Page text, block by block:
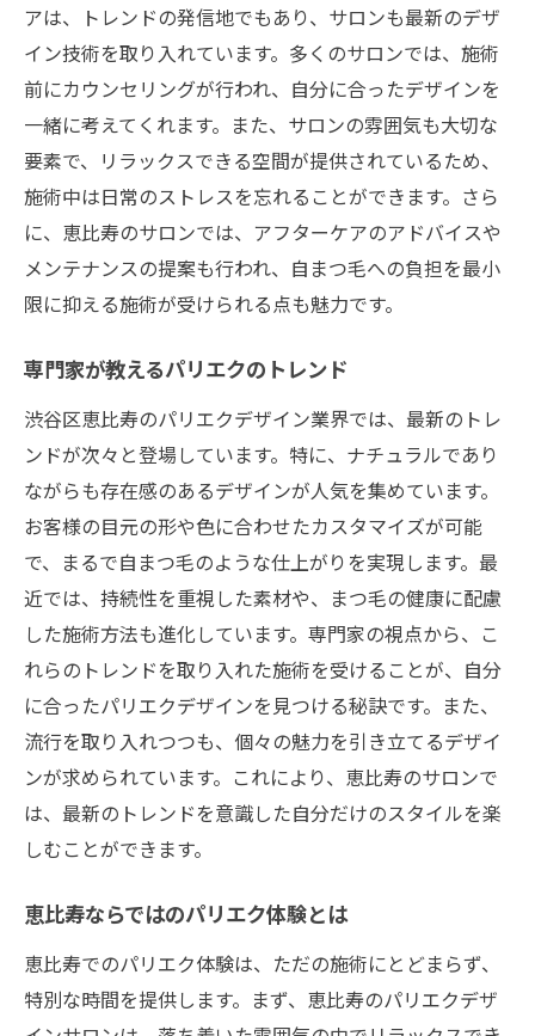
パリエクがもたらす自信の変化
サロンのこだわりと特色
新しい自分を見つけるためのヒント
恵比寿で見つける！秋のファッションに合うパ
リエク
秋に映えるパリエクの色と形
シーズンに合わせたデザイン提案
ファッションアイテムとのコーディネート
トレンドを取り入れたスタイル
季節感を感じさせるデザイン選び
パリエクで恵比寿のオアシスを満喫する方法
サロンでの日常からの逃避
パリエクのみでなく心のリフレッシュも
都会の中の静寂を感じる空間
パリエクがもたらす心の変化
特別なひとときを過ごすアイデア
恵比寿での休日の過ごし方
魅力を引き出すパリエクデザインの選び方
自分の顔立ちに合ったデザイン選び
パリエクの長さと太さの違い
パリエク初心者へのアドバイス
季節やイベントに合わせた選び方
サロンスタッフとのコミュニケーション術
アは、トレンドの発信地でもあり、サロンも最新のデザ
イン技術を取り入れています。多くのサロンでは、施術
前にカウンセリングが行われ、自分に合ったデザインを
一緒に考えてくれます。また、サロンの雰囲気も大切な
要素で、リラックスできる空間が提供されているため、
施術中は日常のストレスを忘れることができます。さら
に、恵比寿のサロンでは、アフターケアのアドバイスや
メンテナンスの提案も行われ、自まつ毛への負担を最小
限に抑える施術が受けられる点も魅力です。
専門家が教えるパリエクのトレンド
渋谷区恵比寿のパリエクデザイン業界では、最新のトレ
ンドが次々と登場しています。特に、ナチュラルであり
ながらも存在感のあるデザインが人気を集めています。
お客様の目元の形や色に合わせたカスタマイズが可能
で、まるで自まつ毛のような仕上がりを実現します。最
近では、持続性を重視した素材や、まつ毛の健康に配慮
した施術方法も進化しています。専門家の視点から、こ
れらのトレンドを取り入れた施術を受けることが、自分
に合ったパリエクデザインを見つける秘訣です。また、
流行を取り入れつつも、個々の魅力を引き立てるデザイ
ンが求められています。これにより、恵比寿のサロンで
は、最新のトレンドを意識した自分だけのスタイルを楽
しむことができます。
恵比寿ならではのパリエク体験とは
恵比寿でのパリエク体験は、ただの施術にとどまらず、
特別な時間を提供します。まず、恵比寿のパリエクデザ